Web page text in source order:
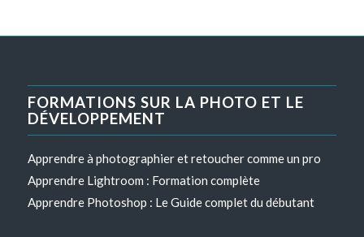
FORMATIONS SUR LA PHOTO ET LE
DÉVELOPPEMENT
Apprendre à photographier et retoucher comme un pro
Apprendre Lightroom : Formation complète
Apprendre Photoshop : Le Guide complet du débutant